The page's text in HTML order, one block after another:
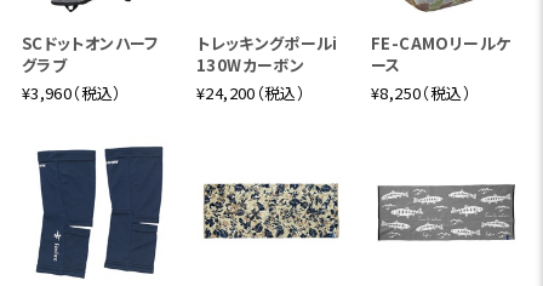
SCドットオンハーフ
グラブ
¥3,960（税込）
トレッキングポールi
130Wカーボン
¥24,200（税込）
FE-CAMOリールケ
ース
¥8,250（税込）